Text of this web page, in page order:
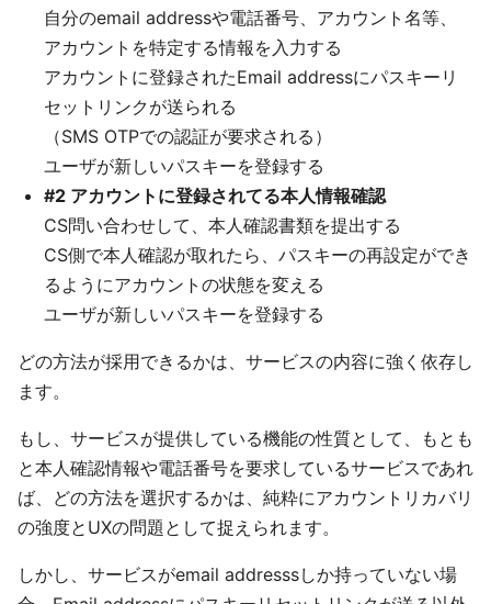
自分のemail addressや電話番号、アカウント名等、
アカウントを特定する情報を入力する
アカウントに登録されたEmail addressにパスキーリ
セットリンクが送られる
（SMS OTPでの認証が要求される）
ユーザが新しいパスキーを登録する
#2 アカウントに登録されてる本人情報確認
CS問い合わせして、本人確認書類を提出する
CS側で本人確認が取れたら、パスキーの再設定ができ
るようにアカウントの状態を変える
ユーザが新しいパスキーを登録する
どの方法が採用できるかは、サービスの内容に強く依存し
ます。
もし、サービスが提供している機能の性質として、もとも
と本人確認情報や電話番号を要求しているサービスであれ
ば、どの方法を選択するかは、純粋にアカウントリカバリ
の強度とUXの問題として捉えられます。
しかし、サービスがemail addresssしか持っていない場